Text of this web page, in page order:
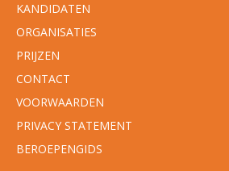
KANDIDATEN
ORGANISATIES
PRIJZEN
CONTACT
VOORWAARDEN
PRIVACY STATEMENT
BEROEPENGIDS